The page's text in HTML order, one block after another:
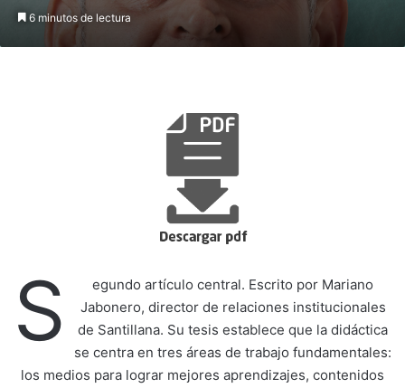
6 minutos de lectura
S
egundo artículo central. Escrito por Mariano
Jabonero, director de relaciones institucionales
de Santillana. Su tesis establece que la didáctica
se centra en tres áreas de trabajo fundamentales:
los medios para lograr mejores aprendizajes, contenidos